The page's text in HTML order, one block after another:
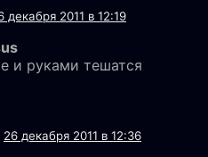
декабря 2011 в 12:19
и руками тешатся
26 декабря 2011 в 12:36